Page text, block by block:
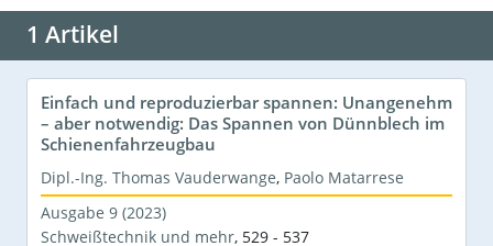
1 Artikel
Einfach und reproduzierbar spannen: Unangenehm
– aber notwendig: Das Spannen von Dünnblech im
Schienenfahrzeugbau
Dipl.-Ing. Thomas Vauderwange, Paolo Matarrese
Ausgabe 9 (2023)
Schweißtechnik und mehr, 529 - 537